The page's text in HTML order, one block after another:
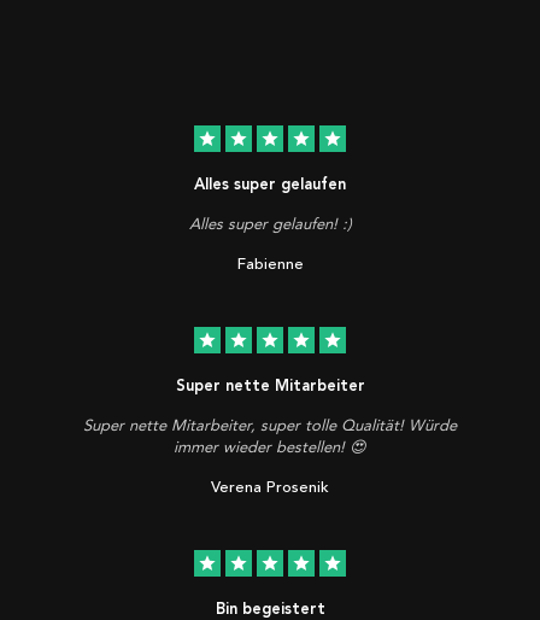
star star star star star
Alles super gelaufen
Alles super gelaufen! :)
Fabienne
star star star star star
Super nette Mitarbeiter
Super nette Mitarbeiter, super tolle Qualität! Würde
immer wieder bestellen! 😍
Verena Prosenik
star star star star star
Bin begeistert